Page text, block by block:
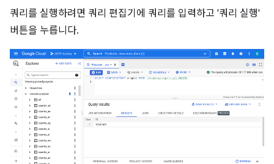
쿼리를 실행하려면 쿼리 편집기에 쿼리를 입력하고 '쿼리 실행'
버튼을 누릅니다.